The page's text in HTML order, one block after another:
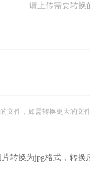
请上传需要转换
文件，如需转换更大的文
转换为jpg格式，转